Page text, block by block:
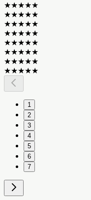
★★★★★
★★★★★
★★★★★
★★★★★
★★★★★
★★★★★
★★★★★
★★★★★
1
2
3
4
5
6
7